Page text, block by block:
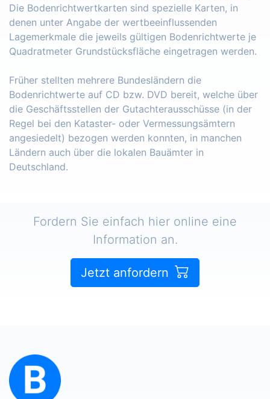
Die Bodenrichtwertkarten sind spezielle Karten, in
denen unter Angabe der wertbeeinflussenden
Lagemerkmale die jeweils gültigen Bodenrichtwerte je
Quadratmeter Grundstücksfläche eingetragen werden.
Früher stellten mehrere Bundesländern die
Bodenrichtwerte auf CD bzw. DVD bereit, welche über
die Geschäftsstellen der Gutachterausschüsse (in der
Regel bei den Kataster- oder Vermessungsämtern
angesiedelt) bezogen werden konnten, in manchen
Ländern auch über die lokalen Bauämter in
Deutschland.
Fordern Sie einfach hier online eine
Information an.
Jetzt anfordern